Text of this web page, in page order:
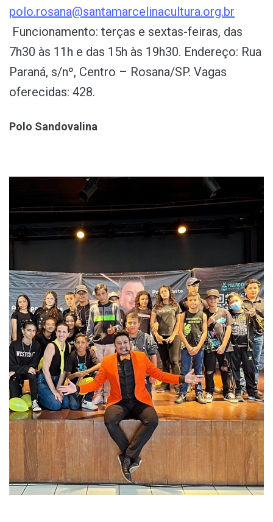
polo.rosana@santamarcelinacultura.org.br
Funcionamento: terças e sextas-feiras, das
7h30 às 11h e das 15h às 19h30. Endereço: Rua
Paraná, s/nº, Centro – Rosana/SP. Vagas
oferecidas: 428.
Polo Sandovalina